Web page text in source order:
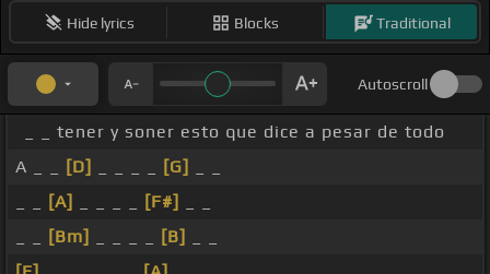
Hide lyrics Blocks Traditional
Autoscroll
_ _ tener y soner esto que dice a pesar de todo
A _ _
[D] [G]
[A] [F#]
[Bm] [B]